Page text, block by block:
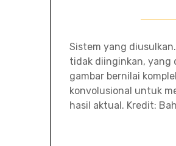
Sistem yang
tidak diinginkan, yang
gambar bernilai
konvolusional untuk
hasil aktual. Kredit: